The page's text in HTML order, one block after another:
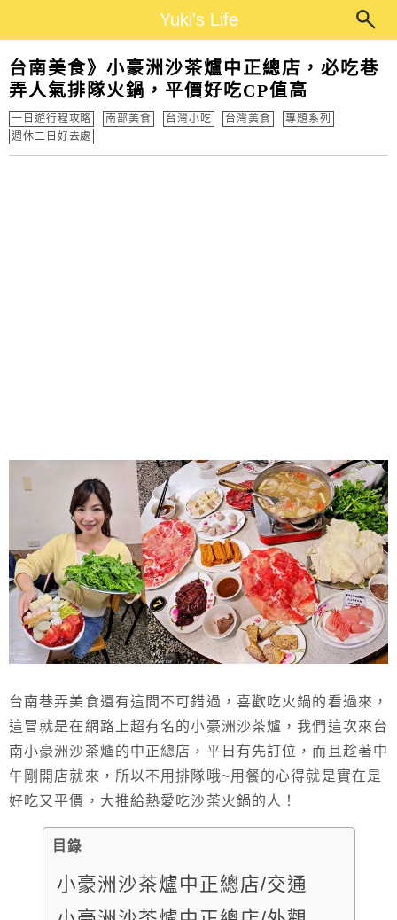
Yuki's Life
台南美食》小豪洲沙茶爐中正總店，必吃巷
弄人氣排隊火鍋，平價好吃CP值高
一日遊行程攻略 南部美食 台灣小吃 台灣美食
專題系列
週休二日好去處
台南巷弄美食還有這間不可錯過，喜歡吃火鍋的看過來，
這冒就是在網路上超有名的小豪洲沙茶爐，我們這次來台
南小豪洲沙茶爐的中正總店，平日有先訂位，而且趁著中
午剛開店就來，所以不用排隊哦~用餐的心得就是實在是
好吃又平價，大推給熱愛吃沙茶火鍋的人！
目錄
小豪洲沙茶爐中正總店/交通